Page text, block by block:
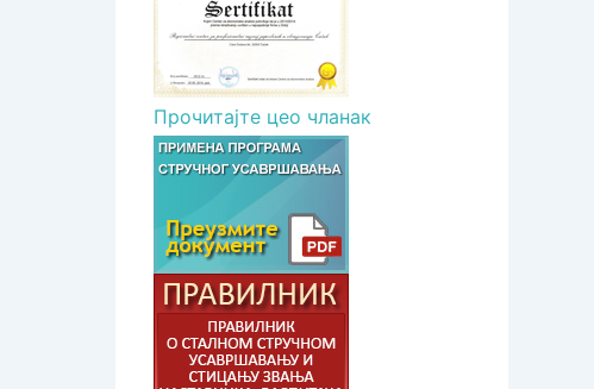
Прочитајте цео чланак